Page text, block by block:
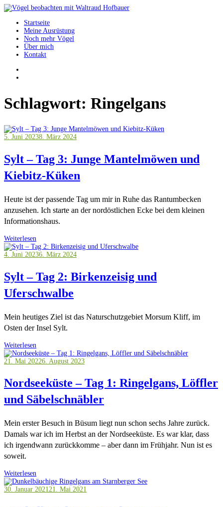
Springe
Inhalt
Vögel beobachten mit Waltraud Hofbauer
Startseite
Meine Ausrüstung
Noch mehr Vögel
Über mich
Kontakt
Schlagwort: Ringelgans
5. Juni 20238. März 2024
Sylt – Tag 3: Junge Mantelmöwen und
Kiebitz-Küken
Heute ist der passende Tag um mir in Ruhe das Rantumbecken
anzusehen. Ich starte an der nordöstlichen Ecke bei dem kleinen
Informationshaus.
Weiterlesen
4. Juni 20236. März 2024
Sylt – Tag 2: Birkenzeisig und
Uferschwalbe
Mein heutiges Ziel ist das Naturschutzgebiet Morsum Kliff, im
Osten der Insel Sylt.
Weiterlesen
21. Mai 20226. August 2023
Nordseeküste – Tag 1: Ringelgans, Löffler
und Säbelschnäbler
Mein erster Besuch in Büsum liegt nun schon sechs Jahre zurück.
Damals war ich im Herbst an der Nordseeküste. Es war klar, dass
ich irgendwann zurückkomme – aber dann im Frühjahr. Nun ist es
soweit.
Weiterlesen
30. Januar 202121. Mai 2021